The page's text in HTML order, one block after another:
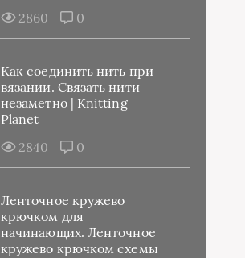
2860
0
Как соединить нить при
вязании. Связать нити
незаметно | Knitting
Planet
2840
0
Ленточное кружево
крючком для
начинающих. Ленточное
кружево крючком схемы